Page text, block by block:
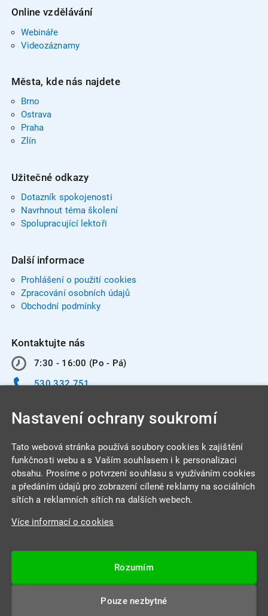
Online vzdělávání
Webináře
Videozáznamy
Města, kde nás najdete
Brno
Ostrava
Praha
Zlín
Užitečné odkazy
Dotazník spokojenosti
Navrhnout téma školení
Spolupracující lektoři
Další informace
Prohlášení o použití cookies
Zpracování osobních údajů
Obchodní podmínky
Kontaktujte nás
7:30 - 16:00 (Po - Pá)
530 332 751
INTEGRA CENTRUM s.r.o.
Jabloňová 662/7
Datová schránka: 4beca6d
Nastavení ochrany soukromí
Tato webová stránka používá soubory cookies k zajištění
funkčnosti webu a s Vaším souhlasem i k personalizaci
obsahu. Prosíme o potvrzení souhlasu s využíváním cookies
a předáním údajů pro zobrazení cílené reklamy na sociálních
sítích a reklamních sítích na dalších webech.
Více informací o cookies
Rozumím
Pouze nezbytné